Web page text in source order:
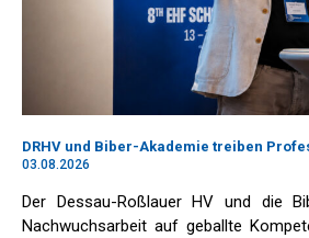
DRHV und Biber-Akademie treiben
03.08.2026
Der Dessau-Roßlauer HV und die
Nachwuchsarbeit auf geballte